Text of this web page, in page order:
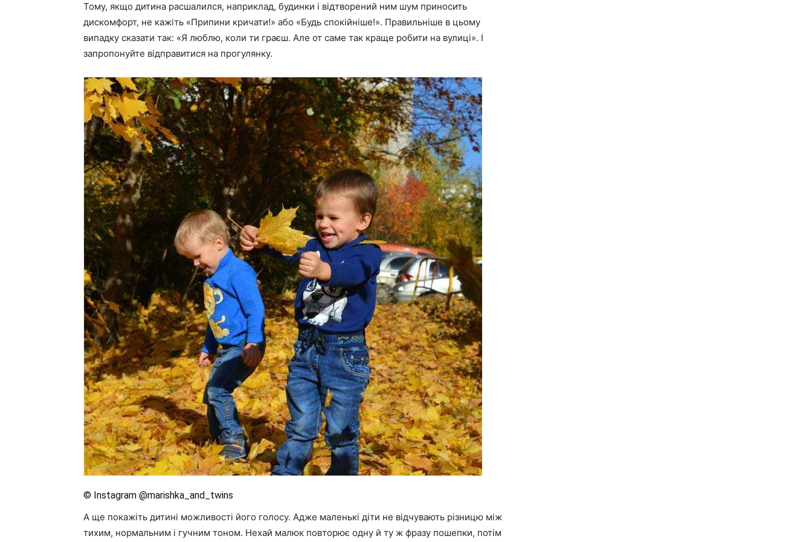
Тому, якщо дитина расшалился, наприклад, будинки і відтворений ним шум приносить
дискомфорт, не кажіть «Припини кричати!» або «Будь спокійніше!». Правильніше в цьому
випадку сказати так: «Я люблю, коли ти граєш. Але от саме так краще робити на вулиці». І
запропонуйте відправитися на прогулянку.
© Instagram @marishka_and_twins
А ще покажіть дитині можливості його голосу. Адже маленькі діти не відчувають різницю між
тихим, нормальним і гучним тоном. Нехай малюк повторює одну й ту ж фразу пошепки, потім